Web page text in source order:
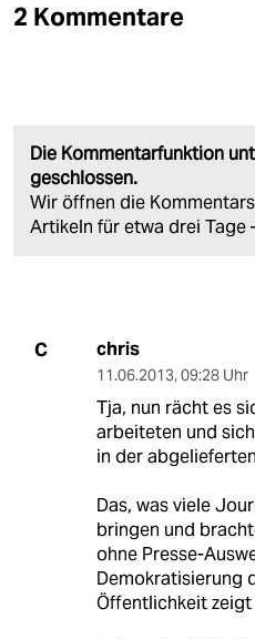
2 Kommentare
Die Kommentarfunktion
geschlossen.
Wir öffnen die
Artikeln für etwa drei Tage
C chris
11.06.2013, 09:28 Uhr
Tja, nun rächt es
arbeiteten und
in der
Das, was viele
bringen und
ohne Presse-
Demokratisierung
Öffentlichkeit zeigt